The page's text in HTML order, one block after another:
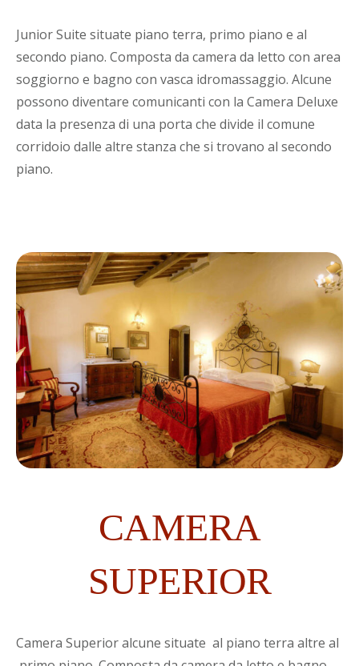
Junior Suite situate piano terra, primo piano e al
secondo piano. Composta da camera da letto con area
soggiorno e bagno con vasca idromassaggio. Alcune
possono diventare comunicanti con la Camera Deluxe
data la presenza di una porta che divide il comune
corridoio dalle altre stanza che si trovano al secondo
piano.
CAMERA
SUPERIOR
Camera Superior alcune situate al piano terra altre al